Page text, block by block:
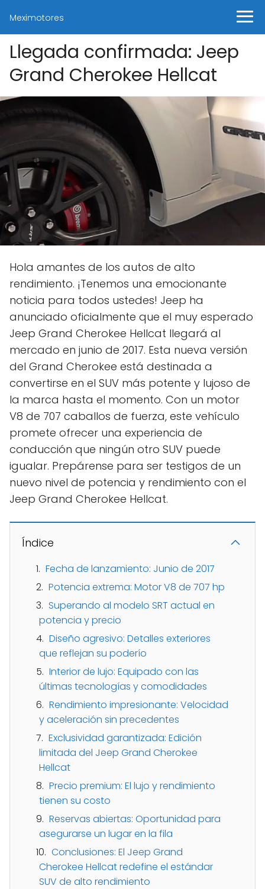
Meximotores
Llegada confirmada: Jeep
Grand Cherokee Hellcat
Hola amantes de los autos de alto
rendimiento. ¡Tenemos una emocionante
noticia para todos ustedes! Jeep ha
anunciado oficialmente que el muy esperado
Jeep Grand Cherokee Hellcat llegará al
mercado en junio de 2017. Esta nueva versión
del Grand Cherokee está destinada a
convertirse en el SUV más potente y lujoso de
la marca hasta el momento. Con un motor
V8 de 707 caballos de fuerza, este vehículo
promete ofrecer una experiencia de
conducción que ningún otro SUV puede
igualar. Prepárense para ser testigos de un
nuevo nivel de potencia y rendimiento con el
Jeep Grand Cherokee Hellcat.
Índice
Fecha de lanzamiento: Junio de 2017
Potencia extrema: Motor V8 de 707 hp
Superando al modelo SRT actual en
potencia y precio
Diseño agresivo: Detalles exteriores
que reflejan su poderío
Interior de lujo: Equipado con las
últimas tecnologías y comodidades
Rendimiento impresionante: Velocidad
y aceleración sin precedentes
Exclusividad garantizada: Edición
limitada del Jeep Grand Cherokee
Hellcat
Precio premium: El lujo y rendimiento
tienen su costo
Reservas abiertas: Oportunidad para
asegurarse un lugar en la fila
Conclusiones: El Jeep Grand
Cherokee Hellcat redefine el estándar
SUV de alto rendimiento